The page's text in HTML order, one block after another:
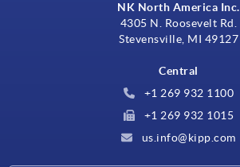
NK North America Inc.
4305 N. Roosevelt Rd.
Stevensville, MI 49127
Central
+1 269 932 1100
+1 269 932 1015
us.info@kipp.com